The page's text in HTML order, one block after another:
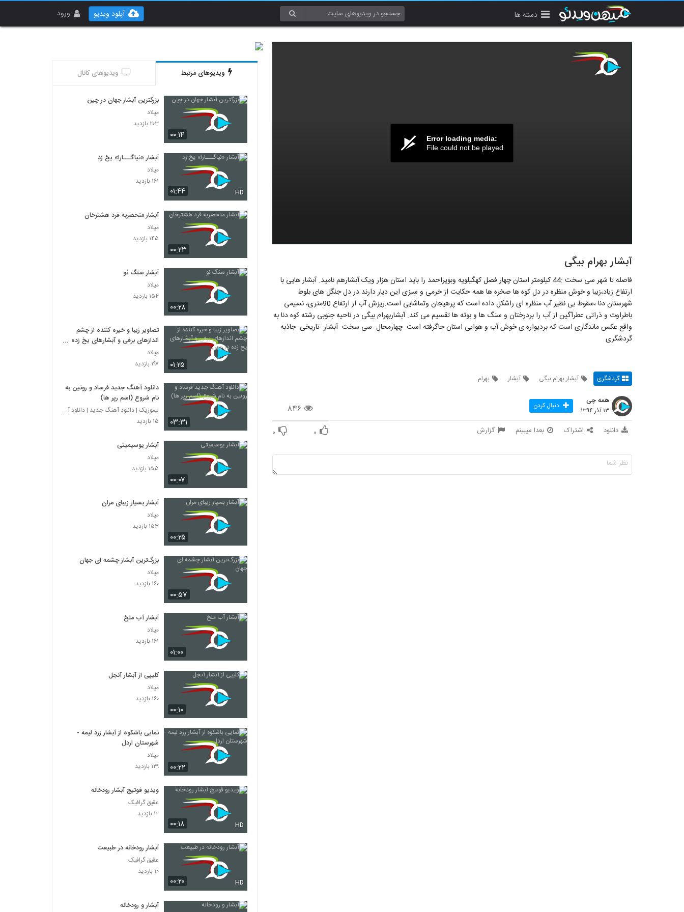
دسته ها ورود آپلود ویدیو
Error loading media:
File could not be played
آبشار بهرام بیگی
فاصله تا شهر سی سخت :44 کیلومتر استان چهار فصل کهگیلویه وبویراحمد را باید استان هزار ویک آبشارهم نامید. آبشار هایی با
ارتفاع زیاد،زیبا و خوش منظره در دل کوه ها صخره ها همه حکایت از خرمی و سبزی این دیار دارند.در دل جنگل های بلوط
شهرستان دنا ،سقوط بی نظیر آب منظره ای راشکل داده است که پرهیجان وتماشایی است.ریزش آب از ارتفاع 90متری، نسیمی
باطراوت و ذراتی عطرآگین از آب را بردرختان و سنگ ها و بوته ها تقسیم می کند. آبشاربهرام بیگی در ناحیه جنوبی رشته کوه دنا به
واقع عکس ماندگاری است که بردیواره ی خوش آب و هوایی استان جاگرفته است. چهارمحال- سی سخت- آبشار- تاریخی- جاذبه
گردشگری
گردشگری آبشار بهرام بیگی آبشار بهرام
۸۴۶
همه چی
۱۳ آذر ۱۳۹۴ دنبال کردن
دانلود اشتراک بعدا میبینم گزارش ۰ ۰
ویدیوهای مرتبط ویدیوهای کانال
۰۰:۱۴
بزرگترین آبشار جهان در چین
میلاد
۲۰۳ بازدید
۰۱:۴۴ HD
آبشار «نیاگـــارا» یخ زد
میلاد
۱۶۱ بازدید
۰۰:۲۳
آبشار منحصربه فرد هشترخان
میلاد
۱۴۵ بازدید
۰۰:۲۸
آبشار سنگ نو
میلاد
۱۵۴ بازدید
۰۱:۲۵
تصاویر زیبا و خیره کننده از چشم
اندازهای برفی و آبشارهای یخ زده در
چین
میلاد
۱۹۷ بازدید
۰۳:۳۱
دانلود آهنگ جدید فرساد و رونین به
نام شروع (اسم رپر ها)
لیموزیک | دانلود آهنگ جدید | دانلود آهنگ
۱۵ بازدید
۰۰:۰۷
آبشار یوسیمیتی
میلاد
۱۵۵ بازدید
۰۰:۲۵
آبشار بسیار زیبای مران
میلاد
۱۵۳ بازدید
۰۰:۵۷
بزرگ‌ترین آبشار چشمه‌ ای جهان
میلاد
۱۶۰ بازدید
۰۱:۰۰
آبشار آب ملخ
میلاد
۱۶۱ بازدید
۰۰:۱۰
کلیپی از آبشار آنجل
میلاد
۱۶۰ بازدید
۰۰:۲۲
نمایی باشکوه از آبشار زرد لیمه -
شهرستان اردل
میلاد
۱۲۹ بازدید
۰۰:۱۸ HD
ویدیو فوتیج آبشار رودخانه
عقیق گرافیک
۱۲ بازدید
۰۰:۲۰ HD
آبشار رودخانه در طبیعت
عقیق گرافیک
۱۰ بازدید
آبشار و رودخانه